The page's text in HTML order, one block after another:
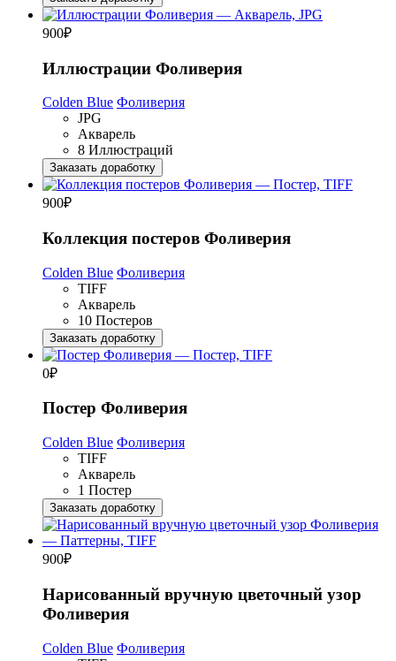
900₽
Иллюстрации Фоливерия
Colden Blue Фоливерия
JPG
Акварель
8 Иллюстраций
Заказать доработку
900₽
Коллекция постеров Фоливерия
Colden Blue Фоливерия
TIFF
Акварель
10 Постеров
Заказать доработку
0₽
Постер Фоливерия
Colden Blue Фоливерия
TIFF
Акварель
1 Постер
Заказать доработку
900₽
Нарисованный вручную цветочный узор
Фоливерия
Colden Blue Фоливерия